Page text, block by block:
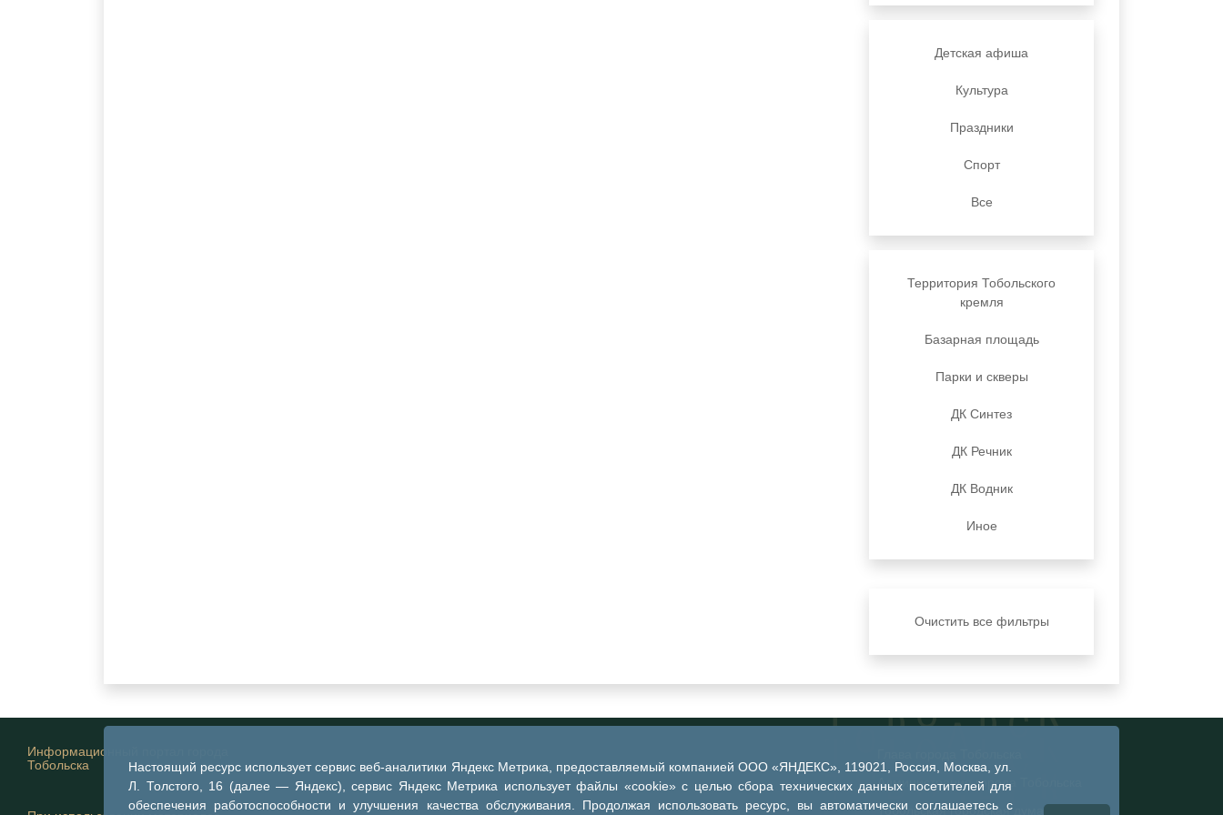
Настоящий ресурс использует сервис веб-аналитики Яндекс Метрика, предоставляемый компанией ООО «ЯНДЕКС», 119021, Россия, Москва, ул.
Л. Толстого, 16 (далее — Яндекс), сервис Яндекс Метрика использует файлы «cookie» с целью сбора технических данных посетителей для
обеспечения работоспособности и улучшения качества обслуживания. Продолжая использовать ресурс, вы автоматически соглашаетесь с
Детская афиша
Культура
Праздники
Спорт
Все
Территория Тобольского
кремля
Базарная площадь
Парки и скверы
ДК Синтез
ДК Речник
ДК Водник
Иное
Очистить все фильтры
Информационный портал города
Тобольска
Администрация города Тобольска
Тобольская городская дума